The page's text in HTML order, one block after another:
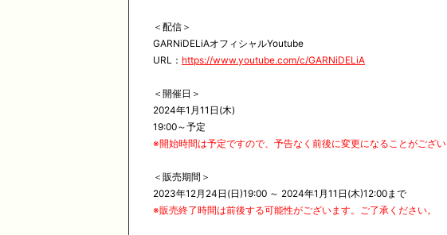
＜配信＞
GARNiDELiAオフィシャルYoutube
URL： https://www.youtube.com/c/GARNiDELiA
＜開催日＞
2024年1月11日(木)
19:00～予定
※開始時間は予定ですので、予告なく前後に変更になることがござい
＜販売期間＞
2023年12月24日(日)19:00 ～ 2024年1月11日(木)12:00まで
※販売終了時間は前後する可能性がございます。ご了承ください。